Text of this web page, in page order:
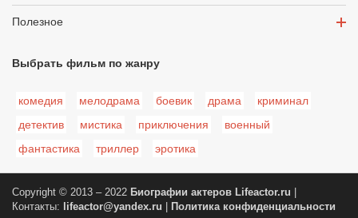
Полезное
Выбрать фильм по жанру
комедия мелодрама боевик драма
криминал
детектив
мистика приключения
военный
фантастика
триллер эротика
Copyright © 2013 – 2022 Биографии актеров Lifeactor.ru
Контакты:
lifeactor@yandex.ru Политика конфиденциальности